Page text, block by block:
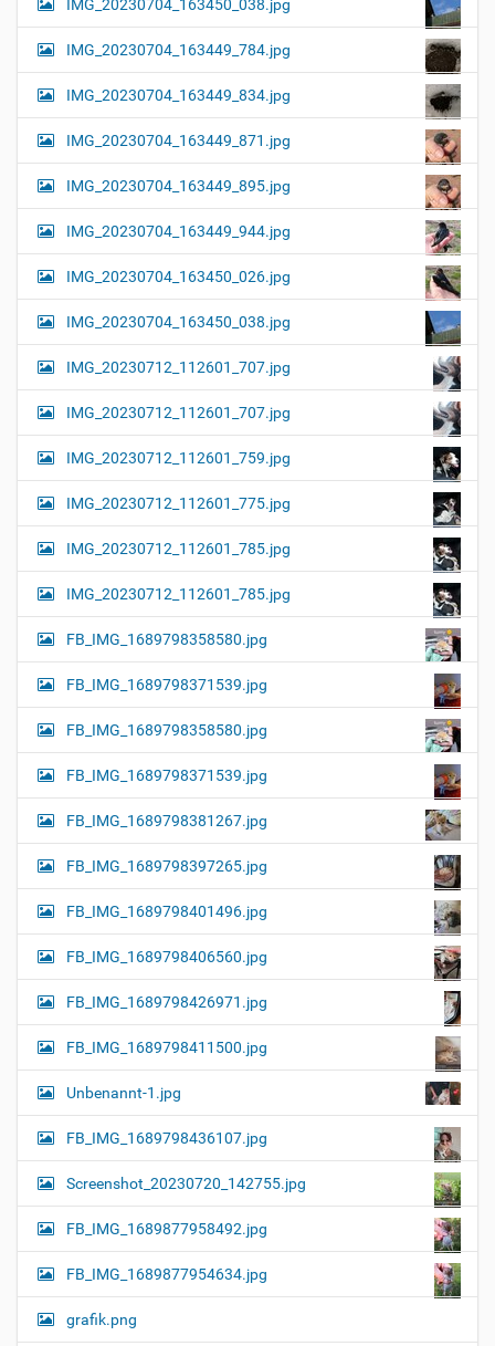
IMG_20230704_163450_038.jpg
IMG_20230704_163449_784.jpg
IMG_20230704_163449_834.jpg
IMG_20230704_163449_871.jpg
IMG_20230704_163449_895.jpg
IMG_20230704_163449_944.jpg
IMG_20230704_163450_026.jpg
IMG_20230704_163450_038.jpg
IMG_20230712_112601_707.jpg
IMG_20230712_112601_707.jpg
IMG_20230712_112601_759.jpg
IMG_20230712_112601_775.jpg
IMG_20230712_112601_785.jpg
IMG_20230712_112601_785.jpg
FB_IMG_1689798358580.jpg
FB_IMG_1689798371539.jpg
FB_IMG_1689798358580.jpg
FB_IMG_1689798371539.jpg
FB_IMG_1689798381267.jpg
FB_IMG_1689798397265.jpg
FB_IMG_1689798401496.jpg
FB_IMG_1689798406560.jpg
FB_IMG_1689798426971.jpg
FB_IMG_1689798411500.jpg
Unbenannt-1.jpg
FB_IMG_1689798436107.jpg
Screenshot_20230720_142755.jpg
FB_IMG_1689877958492.jpg
FB_IMG_1689877954634.jpg
grafik.png